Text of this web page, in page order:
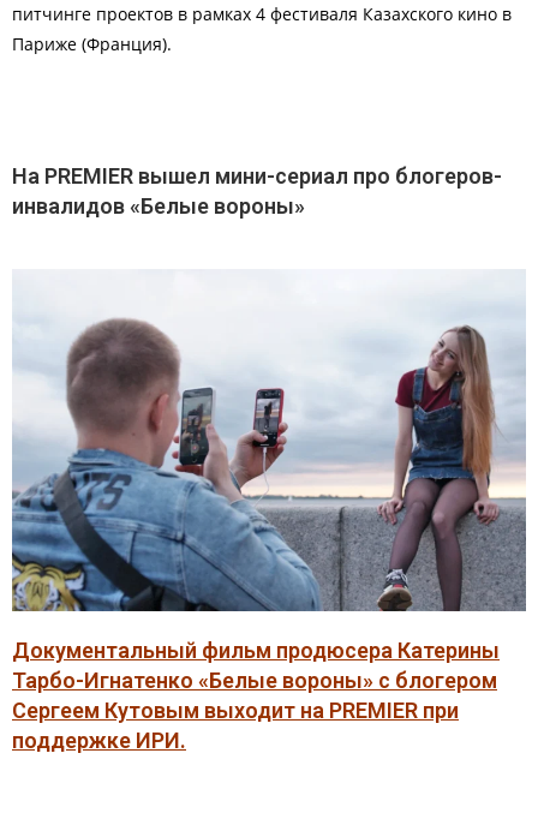
питчинге проектов в рамках 4 фестиваля Казахского кино в
Париже (Франция).
На PREMIER вышел мини-сериал про блогеров-
инвалидов «Белые вороны»
Документальный фильм продюсера Катерины
Тарбо-Игнатенко «Белые вороны» c блогером
Сергеем Кутовым выходит на PREMIER при
поддержке ИРИ.